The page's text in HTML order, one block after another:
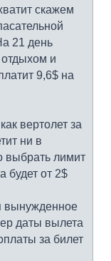
скажем
21 день
и
9,6$ на
вертолет за
ни в
выбрать лимит
будет от 2$
вынужденное
даты вылета
за билет